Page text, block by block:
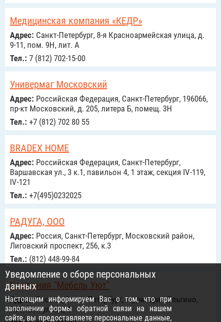
Медицинская компания «КЕДР»
Адрес: Санкт-Петербург, 8-я Красноармейская улица, д.
9-11, пом. 9Н, лит. А
Тел.: 7 (812) 702-15-00
Универмаг Московский
Адрес: Российcкая Федерация, Санкт-Петербург, 196066,
пр-кт Московский, д. 205, литера Б, помещ. 3Н
Тел.: +7 (812) 702 80 55
BRADEX HOME
Адрес: Российcкая Федерация, Санкт-Петербург,
Варшавская ул., 3 к.1, павильон 4, 1 этаж, секция IV-119,
IV-121
Тел.: +7(495)0232025
РАДУГА, ООО
Адрес: Россия, Санкт-Петербург, Московский район,
Лиговский проспект, 256, к.3
Тел.: (812) 448-99-84
Компания "Мебель Уют"
Адрес:Россия, Санкт-Петербург, территория Ольгино,
Полевая улица, 3
Уведомление о сборе персональных
данных
Настоящим информируем Вас о том, что при
заполнении формы обратной связи на нашем
сайте, вы предоставляете персональные данные,